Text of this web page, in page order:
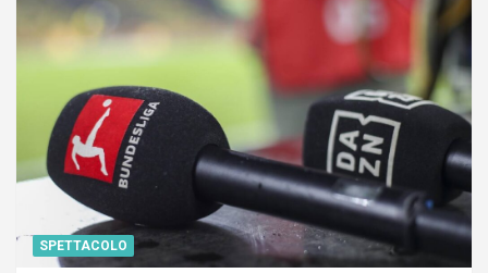
SPETTACOLO